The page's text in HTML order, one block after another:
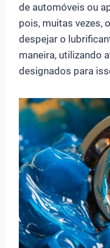
de automóveis ou
pois, muitas vezes,
despejar o
maneira, utilizando
designados para